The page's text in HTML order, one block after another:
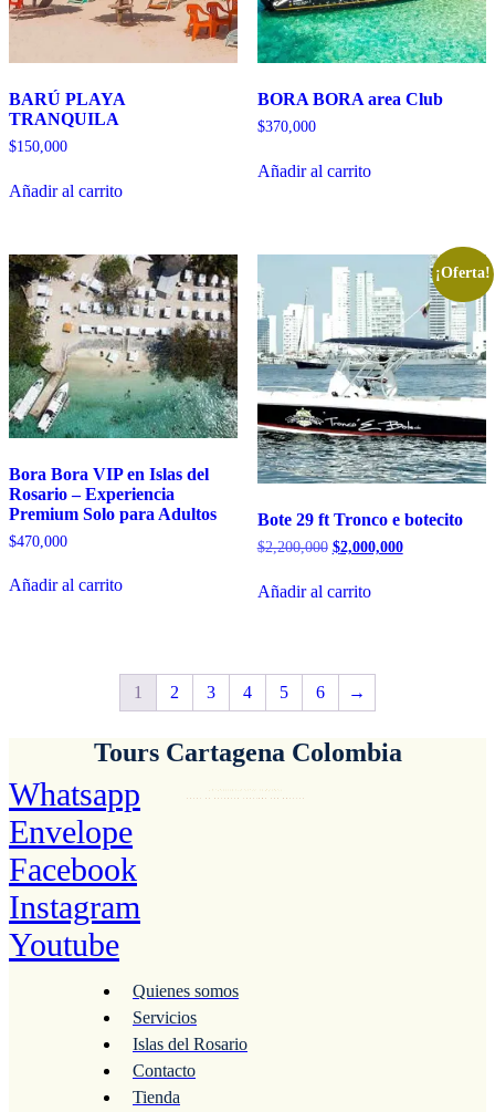
BARÚ PLAYA
TRANQUILA
$150,000
Añadir al carrito
BORA BORA area Club
$370,000
Añadir al carrito
Bora Bora VIP en Islas del
Rosario – Experiencia
Premium Solo para Adultos
$470,000
Añadir al carrito
¡Oferta!
Bote 29 ft Tronco e botecito
$2,200,000 El
era:
$2,000,000El
Añadir al carrito
1 2 3 4 5 6 →
Tours Cartagena Colombia
Whatsapp
Envelope
Facebook
Instagram
Youtube
Quienes somos
Servicios
Islas del Rosario
Contacto
Tienda